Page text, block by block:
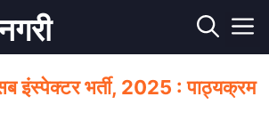
इंस्पेक्टर भर्ती, 2025 : पाठ्यक्रम